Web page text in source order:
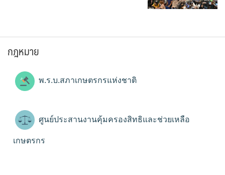
กฎหมาย
พ.ร.บ.สภาเกษตรกรแห่งชาติ
ศูนย์ประสานงานคุ้มครองสิทธิและช่วยเหลือ
เกษตรกร